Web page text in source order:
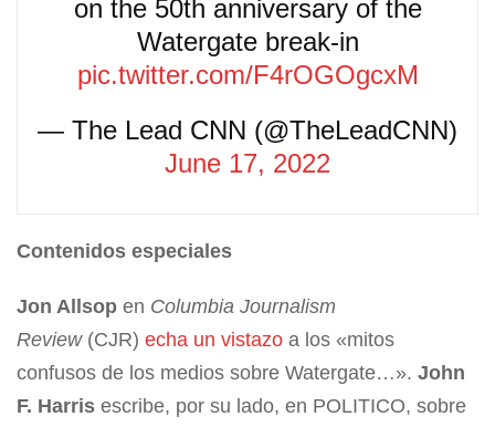
on the 50th anniversary of the
Watergate break-in
pic.twitter.com/F4rOGOgcxM
— The Lead CNN (@TheLeadCNN)
June 17, 2022
Contenidos especiales
Jon Allsop en Columbia Journalism
Review(CJR) echa un vistazo a los «mitos
confusos de los medios sobre Watergate…». John
F. Harris escribe, por su lado, en POLITICO, sobre